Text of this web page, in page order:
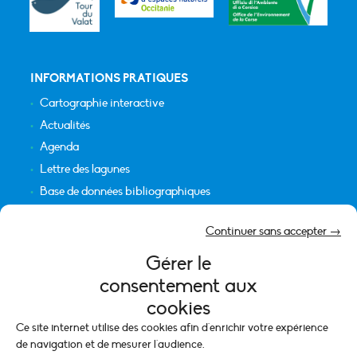
Gérer le
consentement aux
cookies
Ce site internet utilise des cookies afin d'enrichir votre expérience
de navigation et de mesurer l'audience.
Continuer sans accepter →
INFORMATIONS PRATIQUES
Cartographie interactive
Actualités
Agenda
Lettre des lagunes
Base de données bibliographiques
Mentions légales
Politique de cookies (UE)